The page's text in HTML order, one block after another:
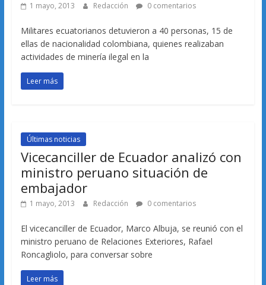
1 mayo, 2013 Redacción 0 comentarios
Militares ecuatorianos detuvieron a 40 personas, 15 de
ellas de nacionalidad colombiana, quienes realizaban
actividades de minería ilegal en la
Leer más
Últimas noticias
Vicecanciller de Ecuador analizó con
ministro peruano situación de
embajador
1 mayo, 2013 Redacción 0 comentarios
El vicecanciller de Ecuador, Marco Albuja, se reunió con el
ministro peruano de Relaciones Exteriores, Rafael
Roncagliolo, para conversar sobre
Leer más